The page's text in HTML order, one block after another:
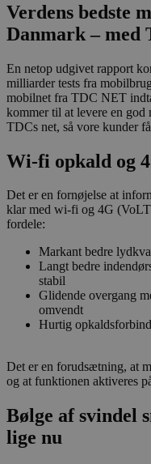
Verdens bedste
Danmark – med
En netop udgivet rapport
milliarder tests fra
mobilnet fra TDC NET
kommer til at levere en god
TDCs net, så vore kunder
Wi-fi opkald og
Det er en fornøjelse at
klar med wi-fi og 4G
fordele:
Markant bedre
Langt bedre
stabil
Glidende overgang
omvendt
Hurtig
Det er en forudsætning, at
og at funktionen aktiveres
Bølge af svindel
lige nu